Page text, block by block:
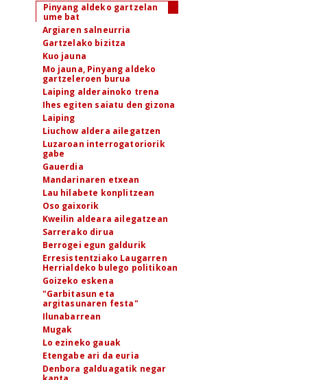
Pinyang aldeko gartzelan
ume bat
Argiaren salneurria
Gartzelako bizitza
Kuo jauna
Mo jauna, Pinyang aldeko
gartzeleroen burua
Laiping alderainoko trena
Ihes egiten saiatu den gizona
Laiping
Liuchow aldera ailegatzen
Luzaroan interrogatoriorik
gabe
Gauerdia
Mandarinaren etxean
Lau hilabete konplitzean
Oso gaixorik
Kweilin aldeara ailegatzean
Sarrerako dirua
Berrogei egun galdurik
Erresistentziako Laugarren
Herrialdeko bulego politikoan
Goizeko eskena
"Garbitasun eta
argitasunaren festa"
Ilunabarrean
Mugak
Lo ezineko gauak
Etengabe ari da euria
Denbora galduagatik negar